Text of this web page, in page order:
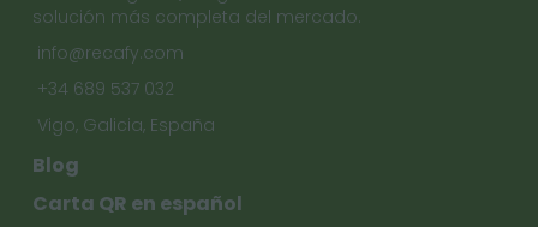
solución más completa del mercado.
info@recafy.com
+34 689 537 032
Vigo, Galicia, España
Blog
Carta QR en español